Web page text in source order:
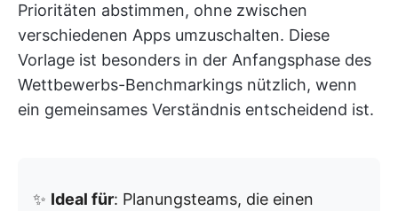
Prioritäten abstimmen, ohne zwischen
verschiedenen Apps umzuschalten. Diese
Vorlage ist besonders in der Anfangsphase des
Wettbewerbs-Benchmarkings nützlich, wenn
ein gemeinsames Verständnis entscheidend ist.
✨ Ideal für: Planungsteams, die einen